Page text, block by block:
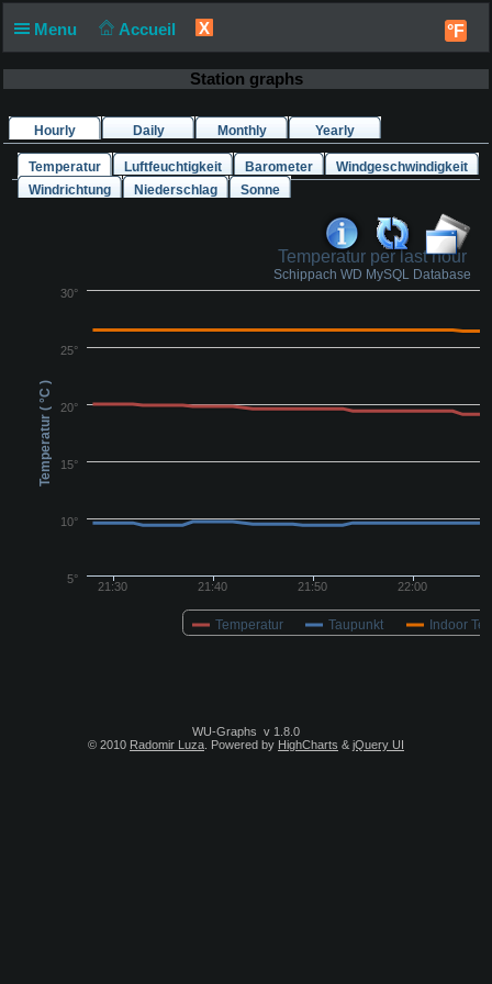
Menu Accueil X °F
Station graphs
Hourly Daily Monthly Yearly
Temperatur Luftfeuchtigkeit Barometer
Windgeschwindigkeit
Windrichtung
Niederschlag Sonne
WU-Graphs v 1.8.0
© 2010 Radomir Luza . Powered by HighCharts & jQuery UI